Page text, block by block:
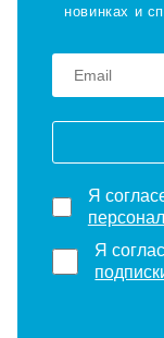
новинках и
Я
Я